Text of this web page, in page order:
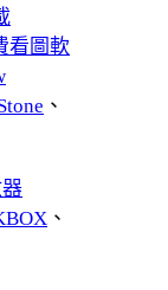
看圖軟
、
、